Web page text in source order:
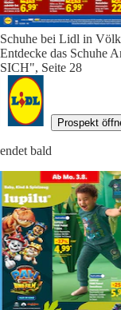
Schuhe bei Lidl in
Entdecke das Schuhe
SICH", Seite 28
Prospekt
endet bald